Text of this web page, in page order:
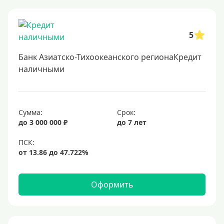
Заявка во все банки
Способы выдачи
Не выходя из дома
Онлайн на карту
Валюта
5
Банк Азиатско-Тихоокеанского регионаКредит
наличными
Сумма:
до 3 000 000 ₽
Срок:
до 7 лет
Оформить